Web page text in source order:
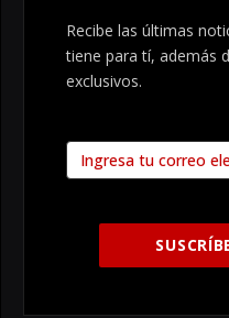
Recibe las últimas
tiene para tí, además
exclusivos.